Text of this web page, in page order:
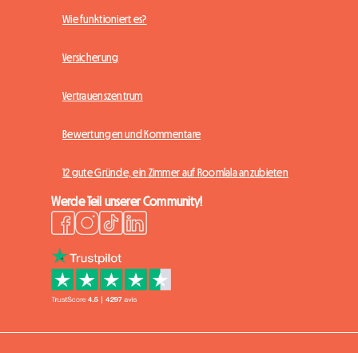
Wie funktioniert es?
Versicherung
Vertrauenszentrum
Bewertungen und Kommentare
12 gute Gründe, ein Zimmer auf Roomlala anzubieten
Werde Teil unserer Community!